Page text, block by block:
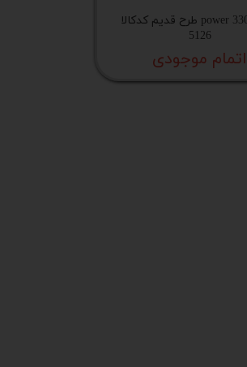
پاور power 330 a طرح قدیم کدکالا
5126
اتمام موجودی